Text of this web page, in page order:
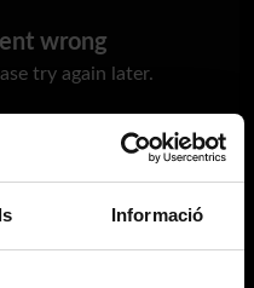
Informació
wrong
try again later.